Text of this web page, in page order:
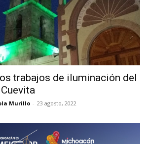
trabajos de iluminación del
Murillo - 23 agosto, 2022